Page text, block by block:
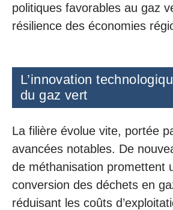
politiques favorables au gaz
résilience des économies
L’innovation
du gaz vert
La filière évolue vite, portée
avancées notables. De
de méthanisation promettent
conversion des déchets en
réduisant les coûts